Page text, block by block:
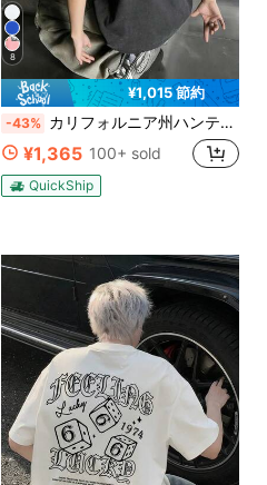
8
¥1,015 節約
-43% カリフォルニア州ハンティントンビーチのグラフィックTシャツ。サーフィンとフレンチブルドッグのデザインが特徴で、サーフィンや普段着に最適です。
¥1,365 100+ sold
QuickShip